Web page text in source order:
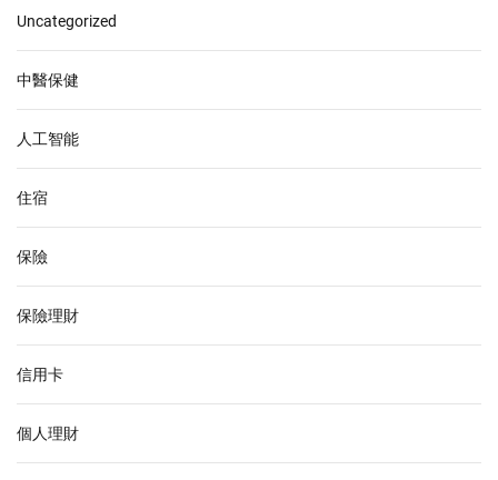
Uncategorized
中醫保健
人工智能
住宿
保險
保險理財
信用卡
個人理財